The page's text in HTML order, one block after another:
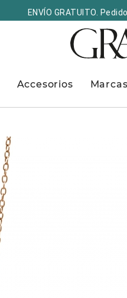
ENVÍO GRATUITO.
Accesorios Marcas